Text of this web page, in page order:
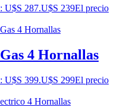
U$S 287.U$S 239El precio
4 Hornallas
U$S 399.U$S 299El precio